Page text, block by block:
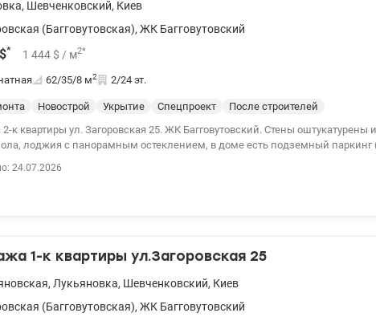
, Шевченковский, Киев
(Багговутовская), ЖК Багговутовский
$* 1 444 $ / м2*
62/35/8 м2 2/24 эт.
Новострой Укрытие Спецпроект
После строителей
ул. Загоровская 25. ЖК Багговутовский. Стены оштукатурены и выполнена
лоджия с панорамным остеклением, в доме есть подземный паркинг
24.07.2026
1-к квартиры ул.Загоровская 25
, Лукьяновка, Шевченковский, Киев
(Багговутовская), ЖК Багговутовский